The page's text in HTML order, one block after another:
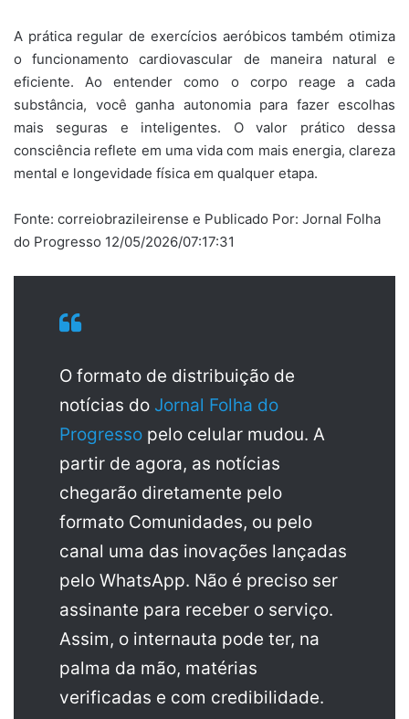
A prática regular de exercícios aeróbicos também otimiza
o funcionamento cardiovascular de maneira natural e
eficiente. Ao entender como o corpo reage a cada
substância, você ganha autonomia para fazer escolhas
mais seguras e inteligentes. O valor prático dessa
consciência reflete em uma vida com mais energia, clareza
mental e longevidade física em qualquer etapa.
Fonte: correiobrazileirense e Publicado Por: Jornal Folha
do Progresso 12/05/2026/07:17:31
O formato de distribuição de
notícias do Jornal Folha do
Progresso pelo celular mudou. A
partir de agora, as notícias
chegarão diretamente pelo
formato Comunidades, ou pelo
canal uma das inovações lançadas
pelo WhatsApp. Não é preciso ser
assinante para receber o serviço.
Assim, o internauta pode ter, na
palma da mão, matérias
verificadas e com credibilidade.